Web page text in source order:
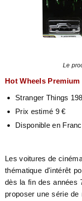
Le
Hot Wheels Premium
Stranger Things
Prix estimé 9 €
Disponible en
Les voitures de
thématique d'intérêt
dès la fin des années
proposer une série